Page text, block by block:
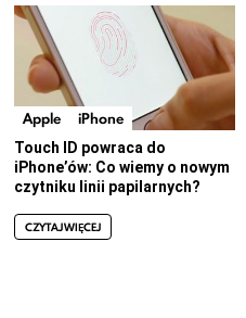
Apple iPhone
Touch ID powraca do
iPhone’ów: Co wiemy o nowym
czytniku linii papilarnych?
CZYTAJ WIĘCEJ